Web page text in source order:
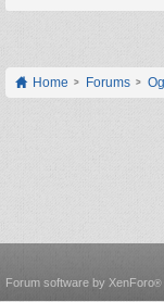
Home Forums
Forum software by XenForo®